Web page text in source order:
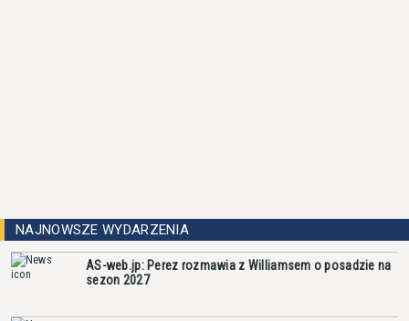
NAJNOWSZE WYDARZENIA
AS-web.jp: Perez rozmawia z Williamsem o posadzie na
sezon 2027